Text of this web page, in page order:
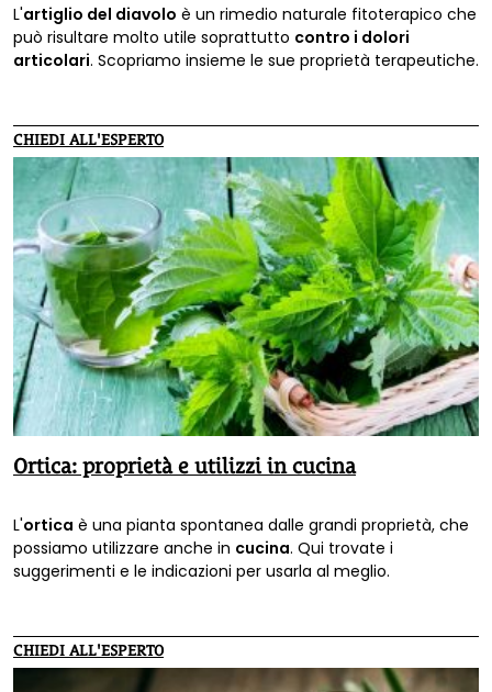
L'artiglio del diavolo è un rimedio naturale fitoterapico che
può risultare molto utile soprattutto contro i dolori
articolari. Scopriamo insieme le sue proprietà terapeutiche.
CHIEDI ALL'ESPERTO
Ortica: proprietà e utilizzi in cucina
L'ortica è una pianta spontanea dalle grandi proprietà, che
possiamo utilizzare anche in cucina. Qui trovate i
suggerimenti e le indicazioni per usarla al meglio.
CHIEDI ALL'ESPERTO